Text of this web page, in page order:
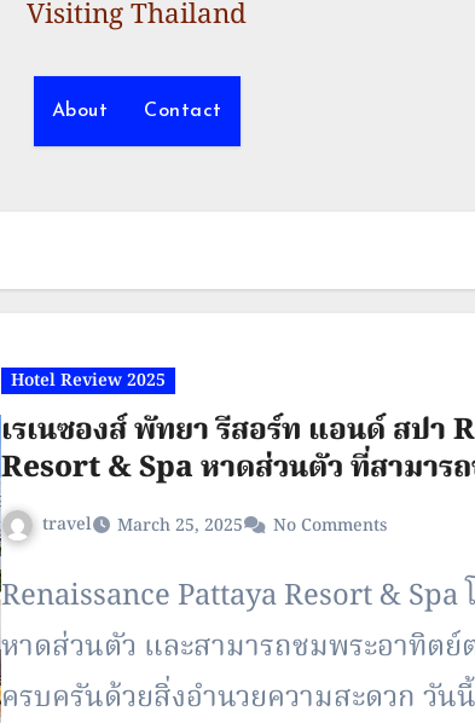
Visiting Thailand
About Contact
Hotel Review 2025
เรเนซองส์ พัทยา รีสอร์ท แอนด์ สปา
Resort & Spa หาดส่วนตัว ที่สามาร
travel March 25, 2025 No Comments
Renaissance Pattaya Resort & Spa
หาดส่วนตัว และสามารถชมพระอาทิตย์
ครบครันด้วยสิ่งอำนวยความสะดวก วั